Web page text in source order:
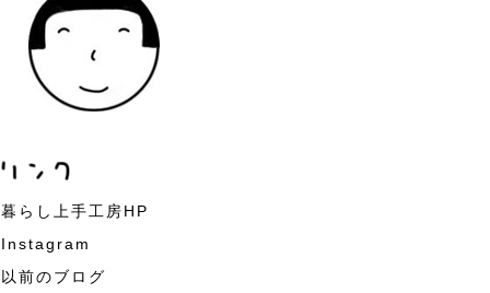
暮らし上手工房HP
Instagram
以前のブログ